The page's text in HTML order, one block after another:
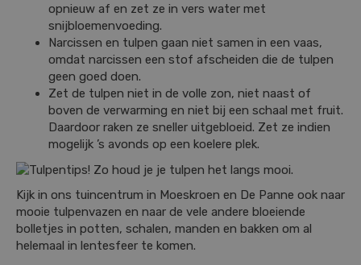
opnieuw af en zet ze in vers water met
snijbloemenvoeding.
Narcissen en tulpen gaan niet samen in een vaas,
omdat narcissen een stof afscheiden die de tulpen
geen goed doen.
Zet de tulpen niet in de volle zon, niet naast of
boven de verwarming en niet bij een schaal met fruit.
Daardoor raken ze sneller uitgebloeid. Zet ze indien
mogelijk ’s avonds op een koelere plek.
Kijk in ons tuincentrum in Moeskroen en De Panne ook naar
mooie tulpenvazen en naar de vele andere bloeiende
bolletjes in potten, schalen, manden en bakken om al
helemaal in lentesfeer te komen.